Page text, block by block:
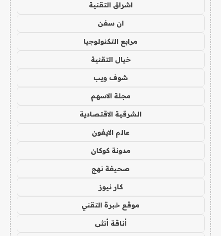
اشراق التقنية
ان سفن
مرابع التكنولوجيا
خيال التقنية
شوف ويب
مجلة الاسهم
الشرقية الاقتصادية
عالم الايفون
مدونة كوكان
صحيفة نهج
كار نيوز
موقع خبرة التقني
أناقة أنثى